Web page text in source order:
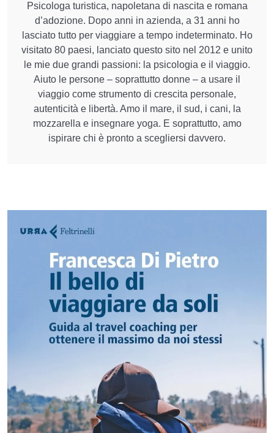
Psicologa turistica, napoletana di nascita e romana
d’adozione. Dopo anni in azienda, a 31 anni ho
lasciato tutto per viaggiare a tempo indeterminato. Ho
visitato 80 paesi, lanciato questo sito nel 2012 e unito
le mie due grandi passioni: la psicologia e il viaggio.
Aiuto le persone – soprattutto donne – a usare il
viaggio come strumento di crescita personale,
autenticità e libertà. Amo il mare, il sud, i cani, la
mozzarella e insegnare yoga. E soprattutto, amo
ispirare chi è pronto a scegliersi davvero.